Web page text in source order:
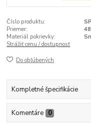
Číslo produktu:
Priemer:
Materiál pokrievky:
Strážiť cenu / dostupnosť
Do obľúbených
Kompletné špecifikácie
Komentáre 0